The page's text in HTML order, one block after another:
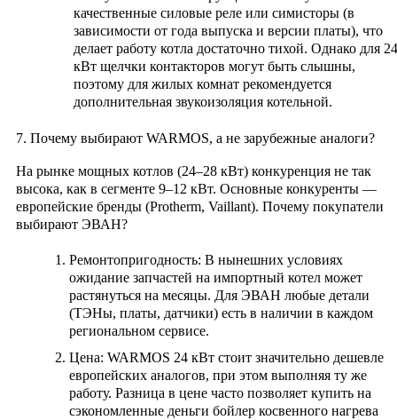
качественные силовые реле или симисторы (в
зависимости от года выпуска и версии платы), что
делает работу котла достаточно тихой. Однако для 24
кВт щелчки контакторов могут быть слышны,
поэтому для жилых комнат рекомендуется
дополнительная звукоизоляция котельной.
7. Почему выбирают WARMOS, а не зарубежные аналоги?
На рынке мощных котлов (24–28 кВт) конкуренция не так
высока, как в сегменте 9–12 кВт. Основные конкуренты —
европейские бренды (Protherm, Vaillant). Почему покупатели
выбирают ЭВАН?
Ремонтопригодность: В нынешних условиях
ожидание запчастей на импортный котел может
растянуться на месяцы. Для ЭВАН любые детали
(ТЭНы, платы, датчики) есть в наличии в каждом
региональном сервисе.
Цена: WARMOS 24 кВт стоит значительно дешевле
европейских аналогов, при этом выполняя ту же
работу. Разница в цене часто позволяет купить на
сэкономленные деньги бойлер косвенного нагрева